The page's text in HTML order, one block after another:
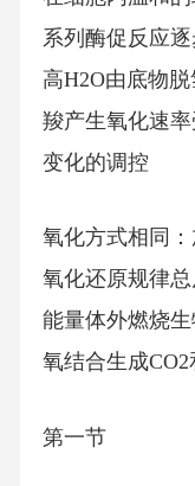
系列酶促反应
高H2O由底物
羧产生氧化速
变化的调控
氧化方式相同
氧化还原规律
能量体外燃烧
氧结合生成
第一节